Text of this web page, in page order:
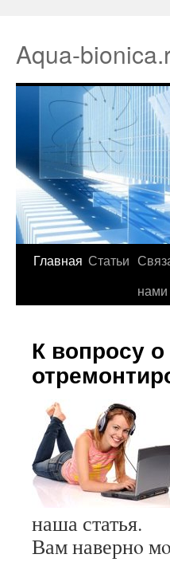
Aqua-
Главная Статьи
нами
К вопросу
наша статья.
Вам навернο